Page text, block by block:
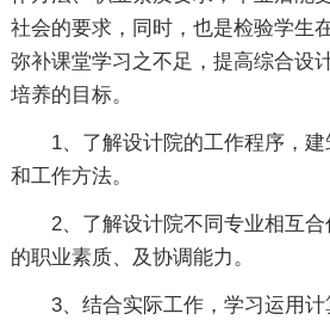
社会的要求，同时，也是检验学生
弥补课堂学习之不足，提高综合设
培养的目标。
1、了解设计院的工作程序，
和工作方法。
2、了解设计院不同专业相互
的职业素质、及协调能力。
3、结合实际工作，学习运用